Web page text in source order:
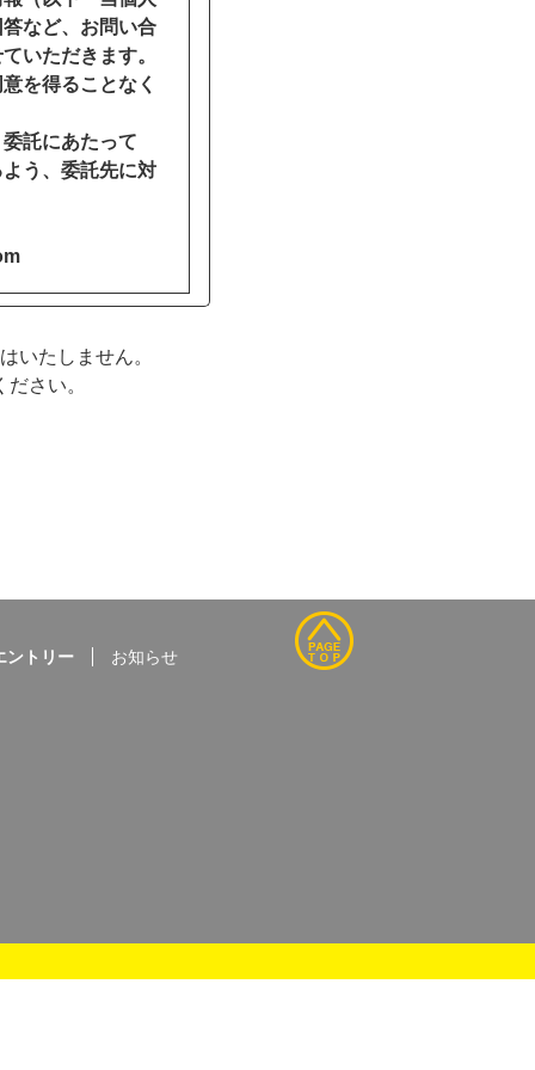
など、お問い合
いただきます。
を得ることなく
託にあたって
う、委託先に対
いたしません。
さい。
ントリー お知らせ